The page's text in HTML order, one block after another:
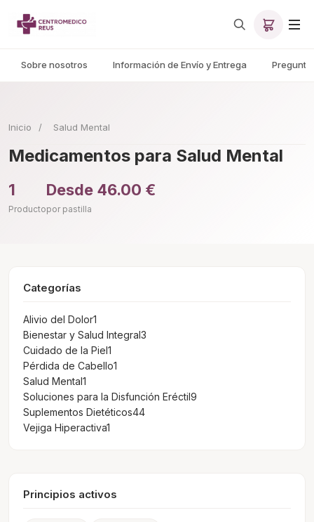
Sobre nosotros Información de Envío y Entrega
Inicio / Salud Mental
Medicamentos para Salud Mental
1
Producto
Desde 46.00 €
por pastilla
Categorías
Alivio del Dolor1
Bienestar y Salud Integral3
Cuidado de la Piel1
Pérdida de Cabello1
Salud Mental1
Soluciones para la Disfunción Eréctil9
Suplementos Dietéticos44
Vejiga Hiperactiva1
Principios activos